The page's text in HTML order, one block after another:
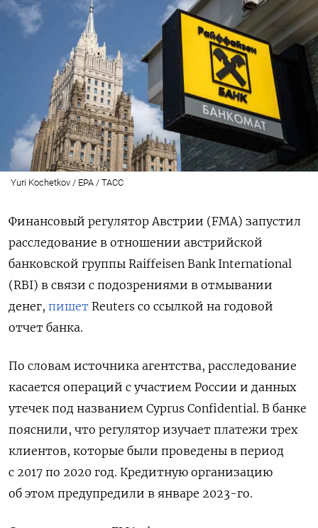
Yuri Kochetkov / EPA / ТАСС
Финансовый регулятор Австрии (FMA) запустил
расследование в отношении австрийской
банковской группы Raiffeisen Bank International
(RBI) в связи с подозрениями в отмывании
денег, пишет Reuters со ссылкой на годовой
отчет банка.
По словам источника агентства, расследование
касается операций с участием России и данных
утечек под названием Cyprus Confidential. В банке
пояснили, что регулятор изучает платежи трех
клиентов, которые были проведены в период
с 2017 по 2020 год. Кредитную организацию
об этом предупредили в январе 2023-го.